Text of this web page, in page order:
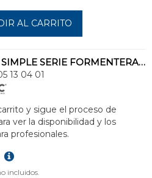
AL CARRITO
PERCHA SIMPLE SERIE FORMENTERA INOXIDABLE 304
13 04 01
y sigue el proceso de
ver la disponibilidad y los
profesionales.
incluidos.